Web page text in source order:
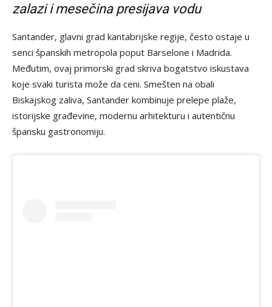
zalazi i mesečina presijava vodu
Santander, glavni grad kantabrijske regije, često ostaje u
senci španskih metropola poput Barselone i Madrida.
Međutim, ovaj primorski grad skriva bogatstvo iskustava
koje svaki turista može da ceni. Smešten na obali
Biskajskog zaliva, Santander kombinuje prelepe plaže,
istorijske građevine, modernu arhitekturu i autentičnu
špansku gastronomiju.